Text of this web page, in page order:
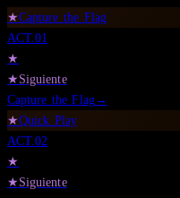
★Capture the Flag
ACT.01
★
★Siguiente
Capture the Flag→
★Quick Play
ACT.02
★
★Siguiente